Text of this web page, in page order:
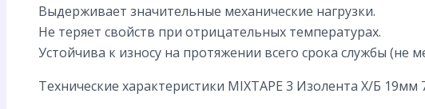
Выдерживает значительные механические нагрузки.
Не теряет свойств при отрицательных температурах.
Устойчива к износу на протяжении всего срока службы (не
Технические характеристики MIXTAPE 3 Изолента Х/Б 19мм